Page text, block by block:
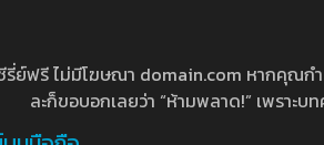
รี่ย์ฟรี ไม่มีโฆษณา domain.com หากคุณก
ละก็ขอบอกเลยว่า “ห้ามพลาด!” เพราะ